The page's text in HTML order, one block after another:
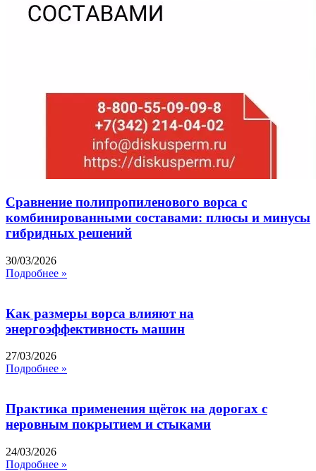
Сравнение полипропиленового ворса с
комбинированными составами: плюсы и минусы
гибридных решений
30/03/2026
Подробнее »
Как размеры ворса влияют на
энергоэффективность машин
27/03/2026
Подробнее »
Практика применения щёток на дорогах с
неровным покрытием и стыками
24/03/2026
Подробнее »